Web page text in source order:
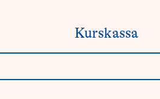
Kurskassa